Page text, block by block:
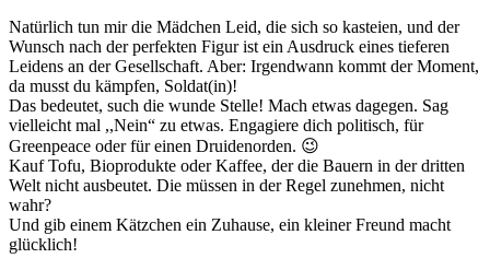
Natürlich tun mir die Mädchen Leid, die sich so kasteien, und der
Wunsch nach der perfekten Figur ist ein Ausdruck eines tieferen
Leidens an der Gesellschaft. Aber: Irgendwann kommt der Moment,
da musst du kämpfen, Soldat(in)!
Das bedeutet, such die wunde Stelle! Mach etwas dagegen. Sag
vielleicht mal ,,Nein“ zu etwas. Engagiere dich politisch, für
Greenpeace oder für einen Druidenorden. 😉
Kauf Tofu, Bioprodukte oder Kaffee, der die Bauern in der dritten
Welt nicht ausbeutet. Die müssen in der Regel zunehmen, nicht
wahr?
Und gib einem Kätzchen ein Zuhause, ein kleiner Freund macht
glücklich!